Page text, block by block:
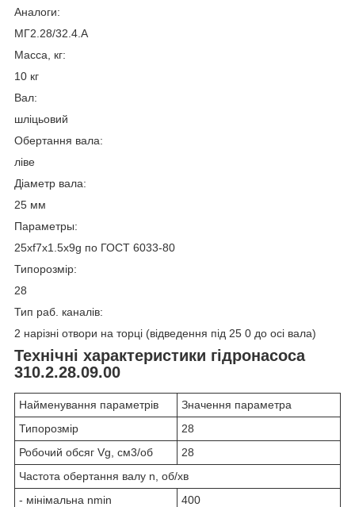
Аналоги:
МГ2.28/32.4.А
Масса, кг:
10 кг
Вал:
шліцьовий
Обертання вала:
ліве
Діаметр вала:
25 мм
Параметры:
25хf7x1.5x9g по ГОСТ 6033-80
Типорозмір:
28
Тип раб. каналів:
2 нарізні отвори на торці (відведення під 25 0 до осі вала)
Технічні характеристики гідронасоса
310.2.28.09.00
Найменування параметрів
Значення параметра
Типорозмір
28
Робочий обсяг Vg, см3/об
28
Частота обертання валу n, об/хв
- мінімальна nmin 400